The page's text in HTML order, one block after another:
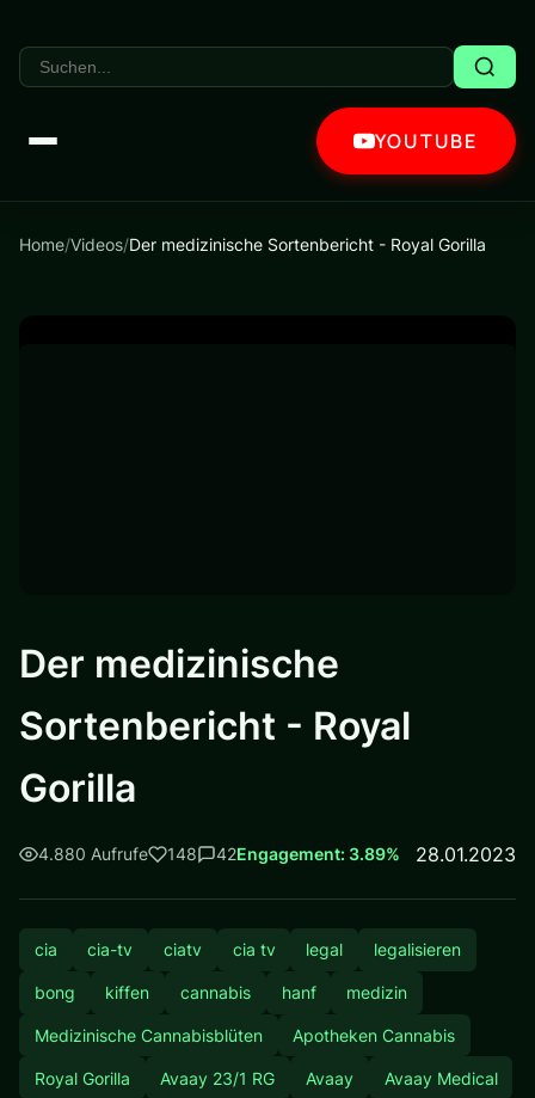
YOUTUBE
Home/Videos/Der medizinische Sortenbericht - Royal Gorilla
Der medizinische
Sortenbericht - Royal
Gorilla
4.880 Aufrufe 148 42Engagement: 3.89% 28.01.2023
cia cia-tv ciatv cia tv legal legalisieren
bong kiffen cannabis hanf medizin
Medizinische Cannabisblüten Apotheken Cannabis
Royal Gorilla Avaay 23/1 RG Avaay Avaay Medical